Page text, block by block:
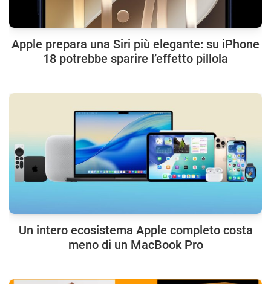
Apple prepara una Siri più elegante: su iPhone
18 potrebbe sparire l’effetto pillola
Un intero ecosistema Apple completo costa
meno di un MacBook Pro